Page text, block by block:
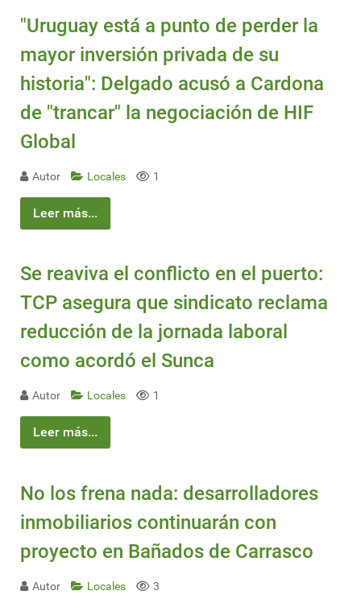
"Uruguay está a punto de perder la
mayor inversión privada de su
historia": Delgado acusó a Cardona
de "trancar" la negociación de HIF
Global
Autor Locales 1
Leer más...
Se reaviva el conflicto en el puerto:
TCP asegura que sindicato reclama
reducción de la jornada laboral
como acordó el Sunca
Autor Locales 1
Leer más...
No los frena nada: desarrolladores
inmobiliarios continuarán con
proyecto en Bañados de Carrasco
Autor Locales 3